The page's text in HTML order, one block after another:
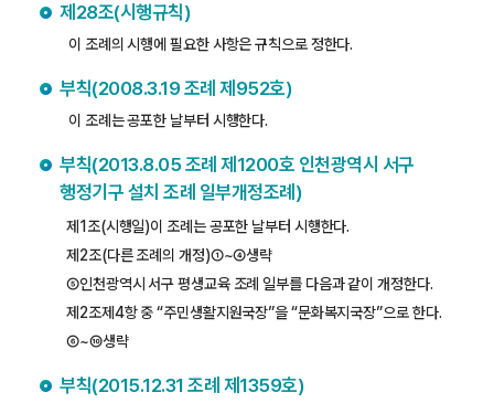
제28조(시행규칙)
이 조례의 시행에 필요한 사항은 규칙으로 정한다.
부칙(2008.3.19 조례 제952호)
이 조례는 공포한 날부터 시행한다.
부칙(2013.8.05 조례 제1200호 인천광역시 서구
행정기구 설치 조례 일부개정조례)
제1조(시행일)이 조례는 공포한 날부터 시행한다.
제2조(다른 조례의 개정)①~④생략
⑤인천광역시 서구 평생교육 조례 일부를 다음과 같이 개정한다.
제2조제4항 중 “주민생활지원국장”을 “문화복지국장”으로 한다.
⑥~⑩생략
부칙(2015.12.31 조례 제1359호)